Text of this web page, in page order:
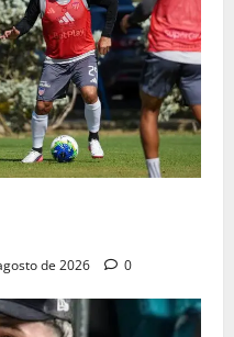
de 2026 0